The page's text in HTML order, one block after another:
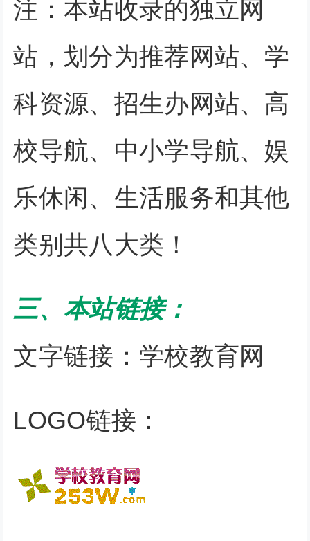
注：本站收录的独立网
站，划分为推荐网站、学
科资源、招生办网站、高
校导航、中小学导航、娱
乐休闲、生活服务和其他
类别共八大类！
三、本站链接：
文字链接：学校教育网
LOGO链接：